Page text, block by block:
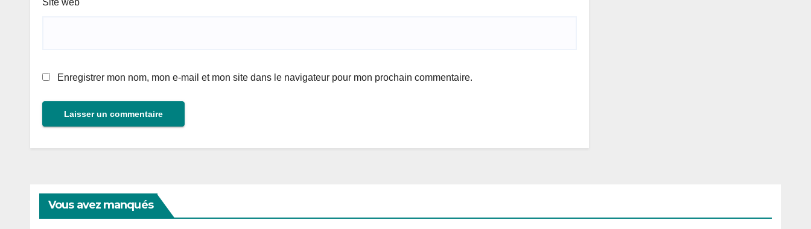
Site web
Enregistrer mon nom, mon e-mail et mon site dans le navigateur pour mon prochain commentaire.
Vous avez manqués